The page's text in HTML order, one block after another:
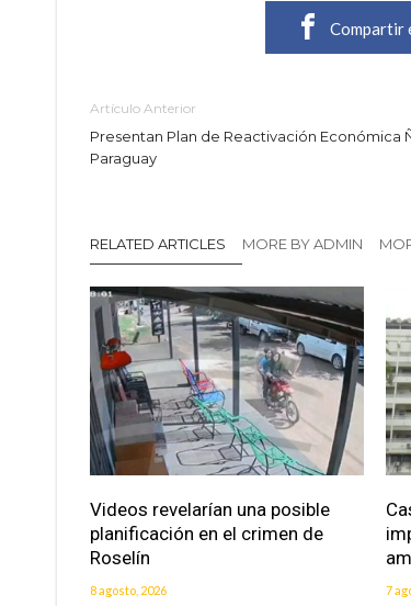
Compartir
Artículo Anterior
Presentan Plan de Reactivación Económica
Paraguay
RELATED ARTICLES MORE BY ADMIN
Videos revelarían una posible
planificación en el crimen de
Roselín
8 agosto, 2026 7